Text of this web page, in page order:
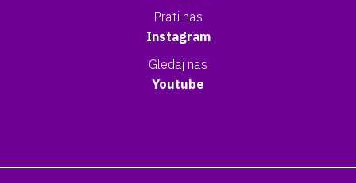
Prati nas
Instagram
Gledaj nas
Youtube